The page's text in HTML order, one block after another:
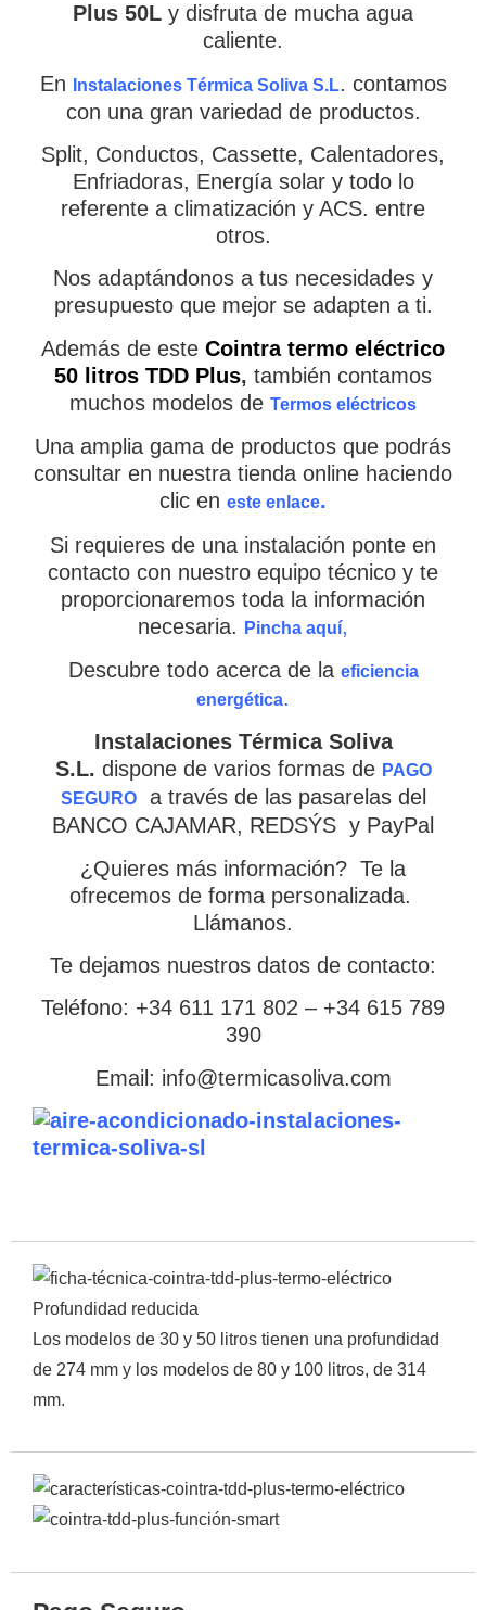
Ver todos los resultados
Plus 50L y disfruta de mucha agua
caliente.
En
Instalaciones Térmica Soliva S.L. contamos
con una gran variedad de productos.
Split, Conductos, Cassette, Calentadores,
Enfriadoras, Energía solar y todo lo
referente a climatización y ACS. entre
otros.
Nos adaptándonos a tus necesidades y
presupuesto que mejor se adapten a ti.
Además de este Cointra termo eléctrico
50 litros TDD Plus, también contamos
muchos modelos de Termos eléctricos
Una amplia gama de productos que podrás
consultar en nuestra tienda online haciendo
clic en este enlace.
Si requieres de una instalación ponte en
contacto con nuestro equipo técnico y te
proporcionaremos toda la información
necesaria.
Pincha aquí,
Descubre todo acerca de la eficiencia
energética.
Instalaciones Térmica Soliva
S.L. dispone de varios formas de PAGO
SEGURO
a través de las pasarelas del
BANCO CAJAMAR, REDSÝS y PayPal
¿Quieres más información? Te la
ofrecemos de forma personalizada.
Llámanos.
Te dejamos nuestros datos de contacto:
Teléfono: +34 611 171 802 – +34 615 789
390
Email: info@termicasoliva.com
Profundidad reducida
Los modelos de 30 y 50 litros tienen una profundidad
de 274 mm y los modelos de 80 y 100 litros, de 314
mm.